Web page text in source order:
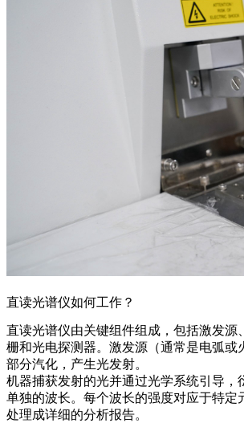
直读光谱仪如何工作？
直读光谱仪由关键组件组成，包括激发源
栅和光电探测器。激发源（通常是电弧或
部分汽化，产生光发射。
机器捕获发射的光并通过光学系统引导，
单独的波长。每个波长的强度对应于特定
处理成详细的分析报告。